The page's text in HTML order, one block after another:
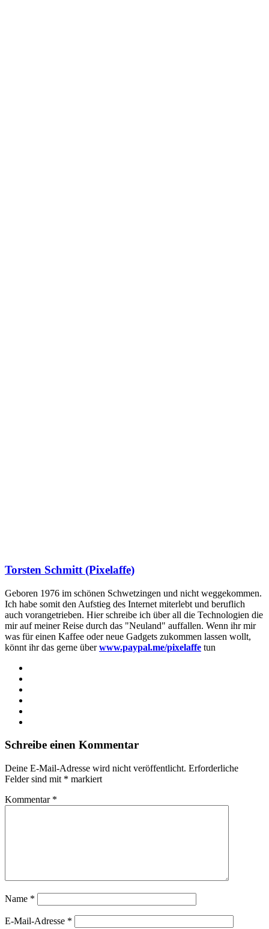
Torsten Schmitt (Pixelaffe)
Geboren 1976 im schönen Schwetzingen und nicht weggekommen.
Ich habe somit den Aufstieg des Internet miterlebt und beruflich
auch vorangetrieben. Hier schreibe ich über all die Technologien die
mir auf meiner Reise durch das "Neuland" auffallen. Wenn ihr mir
was für einen Kaffee oder neue Gadgets zukommen lassen wollt,
könnt ihr das gerne überwww.paypal.me/pixelaffe tun
Schreibe einen Kommentar
Deine E-Mail-Adresse wird nicht veröffentlicht. Erforderliche
Felder sind mit * markiert
Kommentar *
Name *
E-Mail-Adresse *